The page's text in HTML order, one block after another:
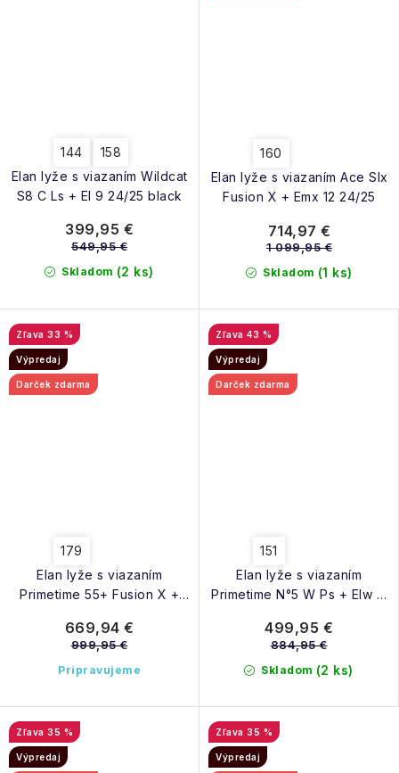
Elan lyže s viazaním Wildcat
S8 C Ls + El 9 24/25 black
144 158
Skladom (2 ks)
399,95 €
549,95 €
Elan lyže s viazaním Ace Slx
Fusion X + Emx 12 24/25
160
Skladom (1 ks)
714,97 €
1 099,95 €
Elan lyže s viazaním
Primetime 55+ Fusion X +
33 %
Výpredaj
Darček zdarma
179
Pripravujeme
669,94 €
999,95 €
Elan lyže s viazaním
Primetime N°5 W Ps + Elw 11
43 %
Výpredaj
Darček zdarma
151
Skladom (2 ks)
499,95 €
884,95 €
35 %
Výpredaj
35 %
Výpredaj